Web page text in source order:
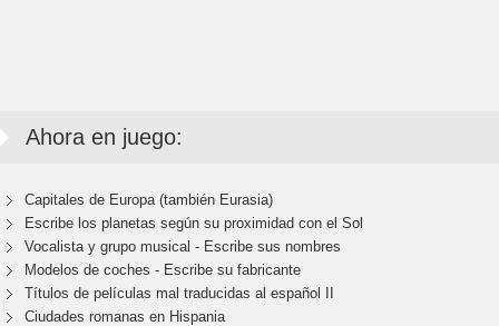
Ahora en juego:
Capitales de Europa (también Eurasia)
Escribe los planetas según su proximidad con el Sol
Vocalista y grupo musical - Escribe sus nombres
Modelos de coches - Escribe su fabricante
Títulos de películas mal traducidas al español II
Ciudades romanas en Hispania